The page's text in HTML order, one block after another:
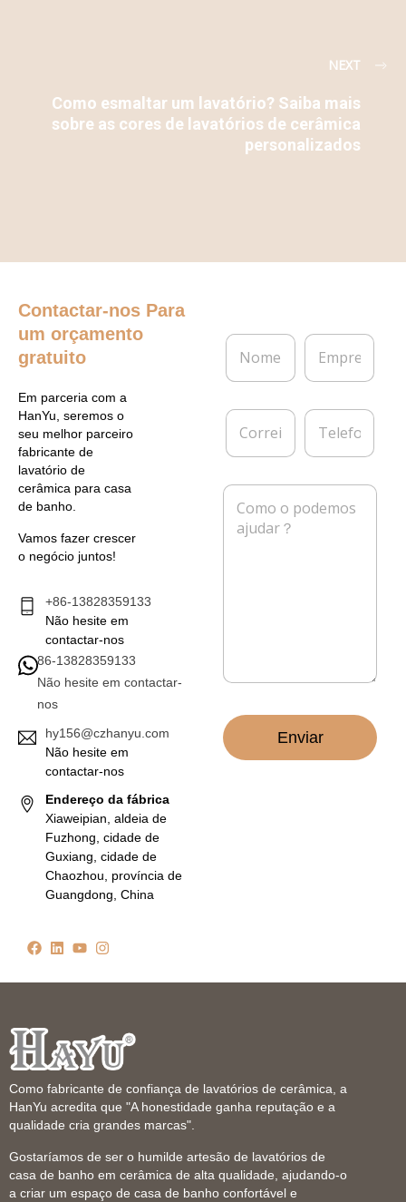
NEXT
Como esmaltar um lavatório? Saiba mais
sobre as cores de lavatórios de cerâmica
personalizados
Contactar-nos Para
um orçamento
gratuito
Em parceria com a
HanYu, seremos o
seu melhor parceiro
fabricante de
lavatório de
cerâmica para casa
de banho.
Vamos fazer crescer
o negócio juntos!
+86-13828359133
Não hesite em
contactar-nos
86-13828359133
Não hesite em contactar-
nos
hy156@czhanyu.com
Não hesite em
contactar-nos
Endereço da fábrica
Xiaweipian, aldeia de
Fuzhong, cidade de
Guxiang, cidade de
Chaozhou, província de
Guangdong, China
N
m
*
E
p
e
C
r
e
c
T
l
f
o
n
M
Enviar
Como fabricante de confiança de lavatórios de cerâmica, a
HanYu acredita que "A honestidade ganha reputação e a
qualidade cria grandes marcas".
Gostaríamos de ser o humilde artesão de lavatórios de
casa de banho em cerâmica de alta qualidade, ajudando-o
a criar um espaço de casa de banho confortável e